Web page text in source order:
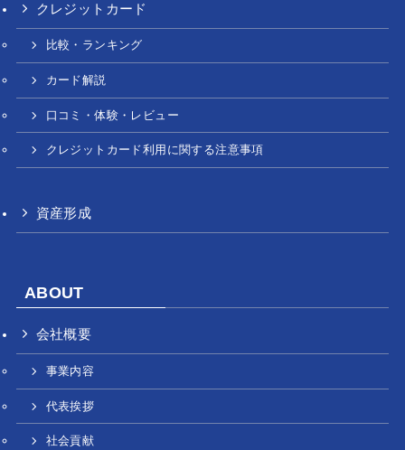
クレジットカード
比較・ランキング
カード解説
口コミ・体験・レビュー
クレジットカード利用に関する注意事項
資産形成
ABOUT
会社概要
事業内容
代表挨拶
社会貢献